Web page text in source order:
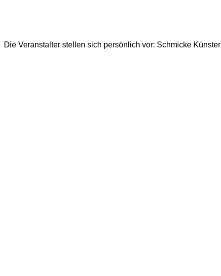
Die Veranstalter stellen sich persönlich vor: Schmicke